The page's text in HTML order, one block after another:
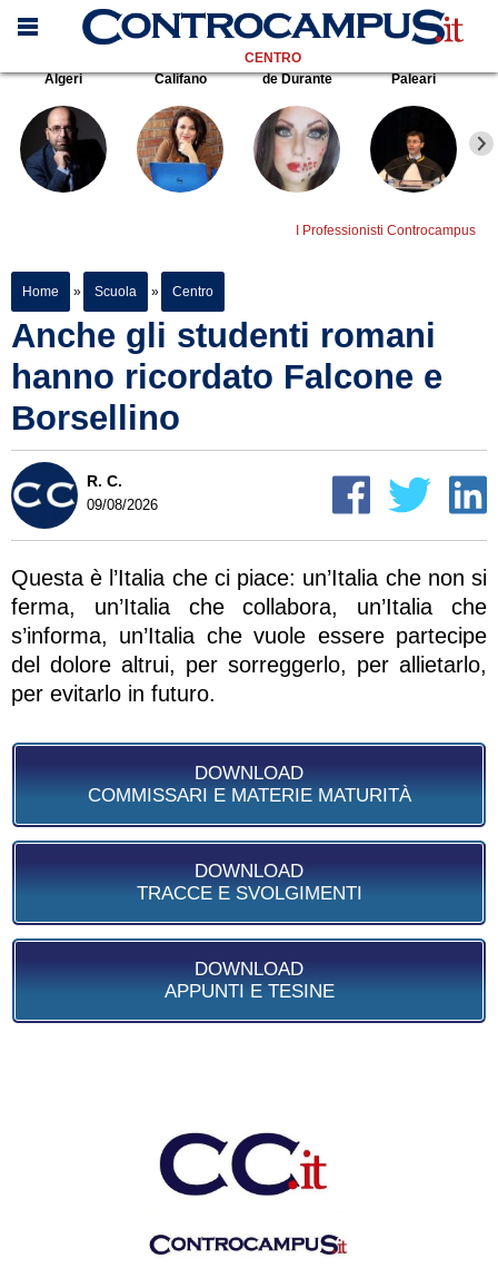
CENTRO
Algeri
Califano de Durante Paleari
I Professionisti Controcampus
Home » Scuola » Centro
Anche gli studenti romani
hanno ricordato Falcone e
Borsellino
R. C.
09/08/2026
Questa è l’Italia che ci piace: un’Italia che non si
ferma, un’Italia che collabora, un’Italia che
s’informa, un’Italia che vuole essere partecipe
del dolore altrui, per sorreggerlo, per allietarlo,
per evitarlo in futuro.
DOWNLOAD
COMMISSARI E MATERIE MATURITÀ
DOWNLOAD
TRACCE E SVOLGIMENTI
DOWNLOAD
APPUNTI E TESINE